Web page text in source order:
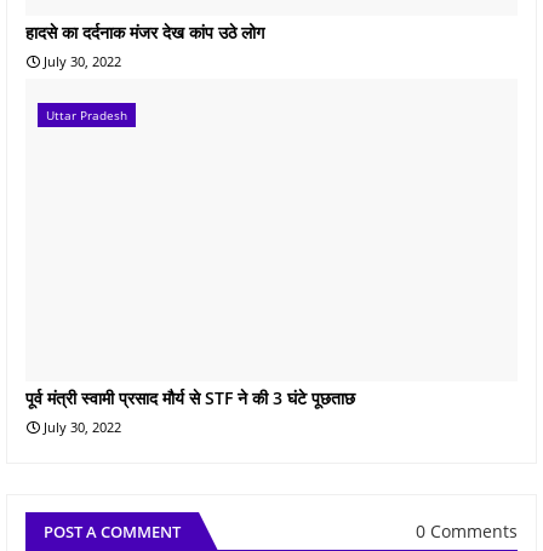
हादसे का दर्दनाक मंजर देख कांप उठे लोग
July 30, 2022
Uttar Pradesh
पूर्व मंत्री स्वामी प्रसाद मौर्य से STF ने की 3 घंटे पूछताछ
July 30, 2022
POST A COMMENT 0 Comments